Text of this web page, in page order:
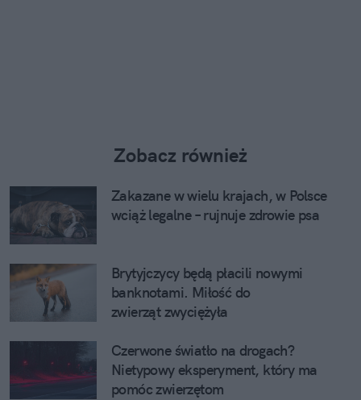
Zobacz również
Zakazane w wielu krajach, w Polsce
wciąż legalne – rujnuje zdrowie psa
Brytyjczycy będą płacili nowymi
banknotami. Miłość do
zwierząt zwyciężyła
Czerwone światło na drogach?
Nietypowy eksperyment, który ma
pomóc zwierzętom